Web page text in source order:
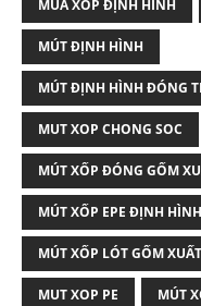
MUA XỐP ĐỊNH HÌNH
MÚT ĐỊNH HÌNH
MÚT ĐỊNH HÌNH ĐÓNG
MUT XOP CHONG SOC
MÚT XỐP ĐÓNG GỐM
MÚT XỐP EPE ĐỊNH HÌNH
MÚT XỐP LÓT GỐM
MUT XOP PE MÚT